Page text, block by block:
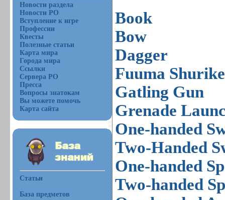
Новости раздела
Новости РО
Вступление к игре
Профессии
Квесты
Полезные статьи
Карта мира
Города мира
Ссылки
Сервера РО
Пресса
Вопросы знатокам
Вы можете помочь
Карта сайта
Статьи
База предметов
Book
Bow
Dagger
Fuuma
Gatling Gun
Grenade
One-handed
Two-Handed
One-handed
Two-handed